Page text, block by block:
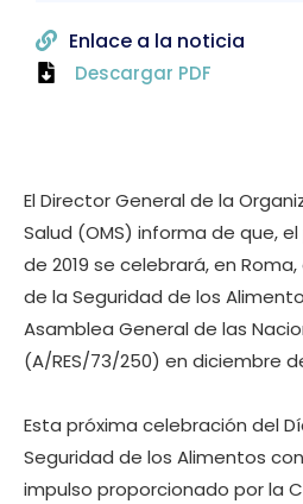
El Director General de la
Salud (OMS) informa de que,
de 2019 se celebrará, en
de la Seguridad de los
Asamblea General de las
(A/RES/73/250) en diciembre
Esta próxima celebración del
Seguridad de los Alimentos
impulso proporcionado por la
Enlace a la noticia
Descargar PDF